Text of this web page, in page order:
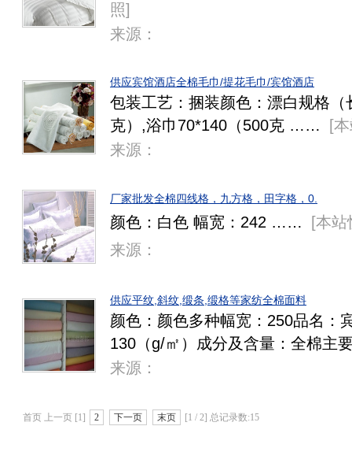
照]
来源：
供应宾馆酒店全棉毛巾/提花毛巾/宾馆酒店
包装工艺：捆装颜色：漂白规格
克）,浴巾70*140（500克 ……
[
来源：
厂家批发全棉四线格，九方格，田字格，0.
颜色：白色 幅宽：242 …… [本站
来源：
供应平纹,斜纹,缎条,缎格等家纺全棉面料
颜色：颜色多种幅宽：250品名：
130（g/㎡）成分及含量：全棉
来源：
首页 上一页 [1] 2 下一页 末页 [1 / 2] 总记录数:15